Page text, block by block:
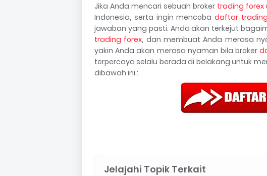
Jika Anda mencari sebuah broker trading forex
Indonesia, serta ingin mencoba daftar
jawaban yang pasti. Anda akan terkejut
trading forex, dan membuat Anda merasa
yakin Anda akan merasa nyaman bila broker
terpercaya selalu berada di belakang untuk
dibawah ini :
Jelajahi Topik Terkait